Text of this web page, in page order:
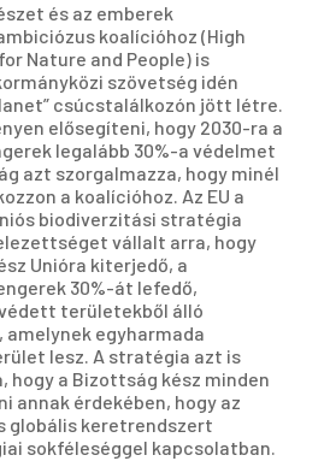
és az emberek
koalícióhoz (High
Nature and People) is
szövetség idén
csúcstalálkozón jött létre.
elősegíteni, hogy 2030-ra a
legalább 30%-a védelmet
azt szorgalmazza, hogy minél
a koalícióhoz. Az EU a
biodiverzitási stratégia
vállalt arra, hogy
Unióra kiterjedő, a
30%-át lefedő,
területekből álló
egyharmada
lesz. A stratégia azt is
a Bizottság kész minden
annak érdekében, hogy az
globális keretrendszert
sokféleséggel kapcsolatban.